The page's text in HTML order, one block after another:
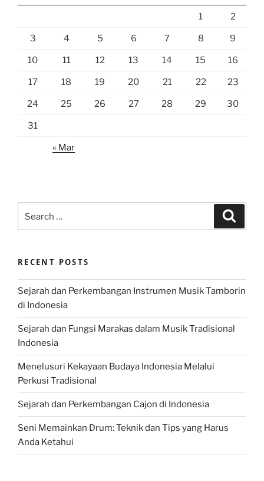
1 2
3 4 5 6 7 8 9
10 11 12 13 14 15 16
17 18 19 20 21 22 23
24 25 26 27 28 29 30
31
« Mar
for:
RECENT POSTS
Sejarah dan Perkembangan Instrumen Musik Tamborin
di Indonesia
Sejarah dan Fungsi Marakas dalam Musik Tradisional
Indonesia
Menelusuri Kekayaan Budaya Indonesia Melalui
Perkusi Tradisional
Sejarah dan Perkembangan Cajon di Indonesia
Seni Memainkan Drum: Teknik dan Tips yang Harus
Anda Ketahui